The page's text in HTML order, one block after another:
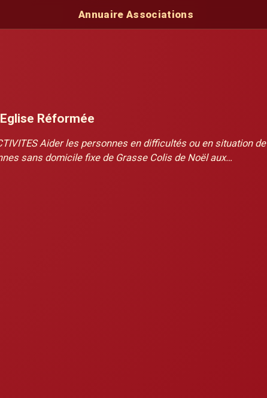
Annuaire Associations
Réformée
Aider les personnes en difficultés ou en situation de
sans domicile fixe de Grasse Colis de Noël aux…